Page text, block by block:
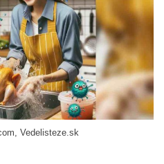
Vedelisteze.sk